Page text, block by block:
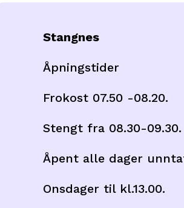
Stangnes
Åpningstider
Frokost 07.50 -08.20.
Stengt fra 08.30-09.30.
Åpent alle dager
Onsdager til kl.13.00.